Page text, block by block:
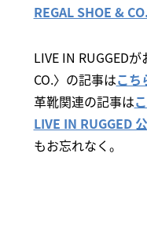
REGAL SHOE &
LIVE IN RUGGED
CO.〉の記事はこち
革靴関連の記事は
LIVE IN RUGGED
もお忘れなく。